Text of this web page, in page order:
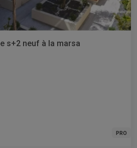
s+2 neuf à la marsa
PRO